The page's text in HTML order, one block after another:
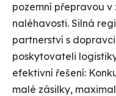
pozemní přepravou
naléhavosti. Silná
partnerství s
poskytovateli
efektivní řešení:
malé zásilky,